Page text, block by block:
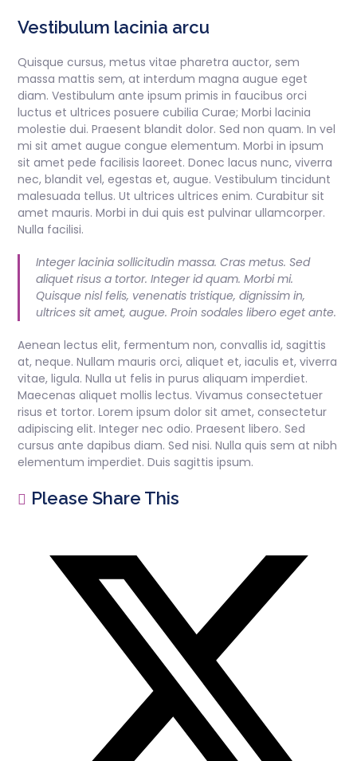
Vestibulum lacinia arcu
Quisque cursus, metus vitae pharetra auctor, sem
massa mattis sem, at interdum magna augue eget
diam. Vestibulum ante ipsum primis in faucibus orci
luctus et ultrices posuere cubilia Curae; Morbi lacinia
molestie dui. Praesent blandit dolor. Sed non quam. In vel
mi sit amet augue congue elementum. Morbi in ipsum
sit amet pede facilisis laoreet. Donec lacus nunc, viverra
nec, blandit vel, egestas et, augue. Vestibulum tincidunt
malesuada tellus. Ut ultrices ultrices enim. Curabitur sit
amet mauris. Morbi in dui quis est pulvinar ullamcorper.
Nulla facilisi.
Integer lacinia sollicitudin massa. Cras metus. Sed
aliquet risus a tortor. Integer id quam. Morbi mi.
Quisque nisl felis, venenatis tristique, dignissim in,
ultrices sit amet, augue. Proin sodales libero eget ante.
Aenean lectus elit, fermentum non, convallis id, sagittis
at, neque. Nullam mauris orci, aliquet et, iaculis et, viverra
vitae, ligula. Nulla ut felis in purus aliquam imperdiet.
Maecenas aliquet mollis lectus. Vivamus consectetuer
risus et tortor. Lorem ipsum dolor sit amet, consectetur
adipiscing elit. Integer nec odio. Praesent libero. Sed
cursus ante dapibus diam. Sed nisi. Nulla quis sem at nibh
elementum imperdiet. Duis sagittis ipsum.
Please Share This